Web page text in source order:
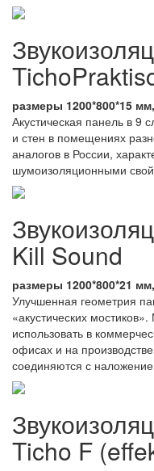
размеры 1200*800*15
Акустическая панель в 9
и стен в помещениях
аналогов в России,
шумоизоляционными
Kill Sound
размеры 1200*800*21
Улучшенная геометрия
«акустических
использовать в
офисах и на
соединяются с
Ticho F